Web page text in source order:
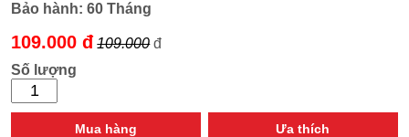
Bảo hành:60 Tháng
109.000 đ 109.000đ
Số lượng
Mua hàng Ưa thích